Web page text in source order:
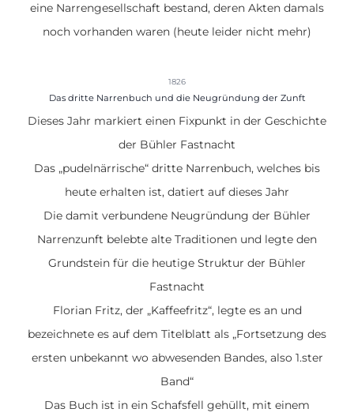
eine Narrengesellschaft bestand, deren Akten damals
noch vorhanden waren (heute leider nicht mehr)
1826
Das dritte Narrenbuch und die Neugründung der Zunft
Dieses Jahr markiert einen Fixpunkt in der Geschichte
der Bühler Fastnacht
Das „pudelnärrische“ dritte Narrenbuch, welches bis
heute erhalten ist, datiert auf dieses Jahr
Die damit verbundene Neugründung der Bühler
Narrenzunft belebte alte Traditionen und legte den
Grundstein für die heutige Struktur der Bühler
Fastnacht
Florian Fritz, der „Kaffeefritz“, legte es an und
bezeichnete es auf dem Titelblatt als „Fortsetzung des
ersten unbekannt wo abwesenden Bandes, also 1.ster
Band“
Das Buch ist in ein Schafsfell gehüllt, mit einem